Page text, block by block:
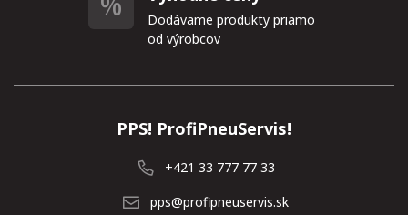
Dodávame produkty priamo
od výrobcov
PPS! ProfiPneuServis!
+421 33 777 77 33
pps@profipneuservis.sk